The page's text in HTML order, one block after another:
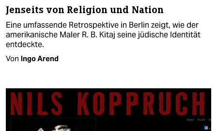
Jenseits von Religion und Nation
Eine umfassende Retrospektive in Berlin zeigt, wie der
amerikanische Maler R. B. Kitaj seine jüdische Identität
entdeckte.
Von Ingo Arend